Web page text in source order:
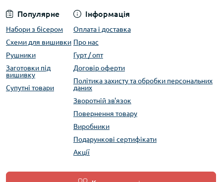
Популярне
Набори з бісером
Схеми для вишивки
Рушники
Заготовки під
вишивку
Супутні товари
Інформація
Оплата і доставка
Про нас
Гурт / опт
Договір оферти
Політика захисту та обробки персональних
даних
Зворотній зв'язок
Повернення товару
Виробники
Подарункові сертифікати
Акції